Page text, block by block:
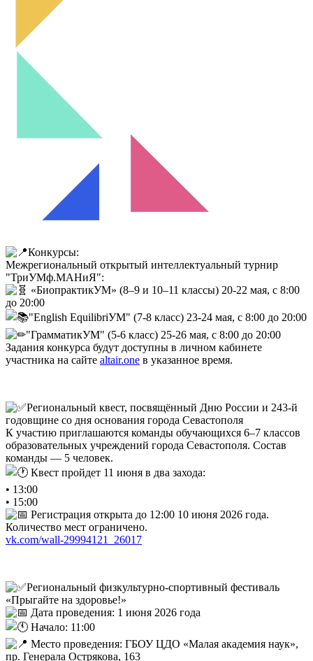
Конкурсы:
Межрегиональный открытый интеллектуальный турнир
"ТриУМф.МАНиЯ":
«БиопрактикУМ» (8–9 и 10–11 классы) 20-22 мая, с 8:00
до 20:00
"English EquilibriУМ" (7-8 класс) 23-24 мая, с 8:00 до 20:00
"ГрамматикУМ" (5-6 класс) 25-26 мая, с 8:00 до 20:00
Задания конкурса будут доступны в личном кабинете
участника на сайте altair.one в указанное время.
Региональный квест, посвящённый Дню России и 243-й
годовщине со дня основания города Севастополя
К участию приглашаются команды обучающихся 6–7 классов
образовательных учреждений города Севастополя. Состав
команды — 5 человек.
Квест пройдет 11 июня в два захода:
• 13:00
• 15:00
Регистрация открыта до 12:00 10 июня 2026 года.
Количество мест ограничено.
vk.com/wall-29994121_26017
Региональный физкультурно-спортивный фестиваль
«Прыгайте на здоровье!»
Дата проведения: 1 июня 2026 года
Начало: 11:00
Место проведения: ГБОУ ЦДО «Малая академия наук»,
пр. Генерала Острякова, 163